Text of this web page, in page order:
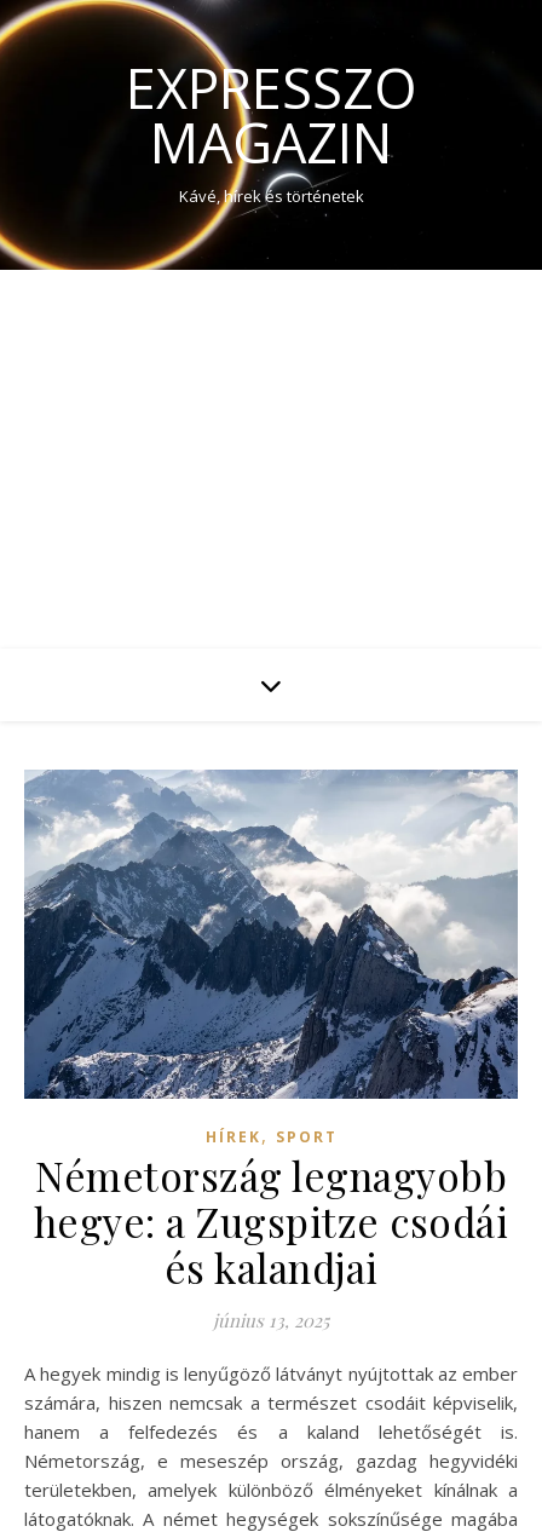
EXPRESSZO
MAGAZIN
Kávé, hírek és történetek
HÍREK, SPORT
Németország legnagyobb
hegye: a Zugspitze csodái
és kalandjai
június 13, 2025
A hegyek mindig is lenyűgöző látványt nyújtottak az ember
számára, hiszen nemcsak a természet csodáit képviselik,
hanem a felfedezés és a kaland lehetőségét is.
Németország, e meseszép ország, gazdag hegyvidéki
területekben, amelyek különböző élményeket kínálnak a
látogatóknak. A német hegységek sokszínűsége magába